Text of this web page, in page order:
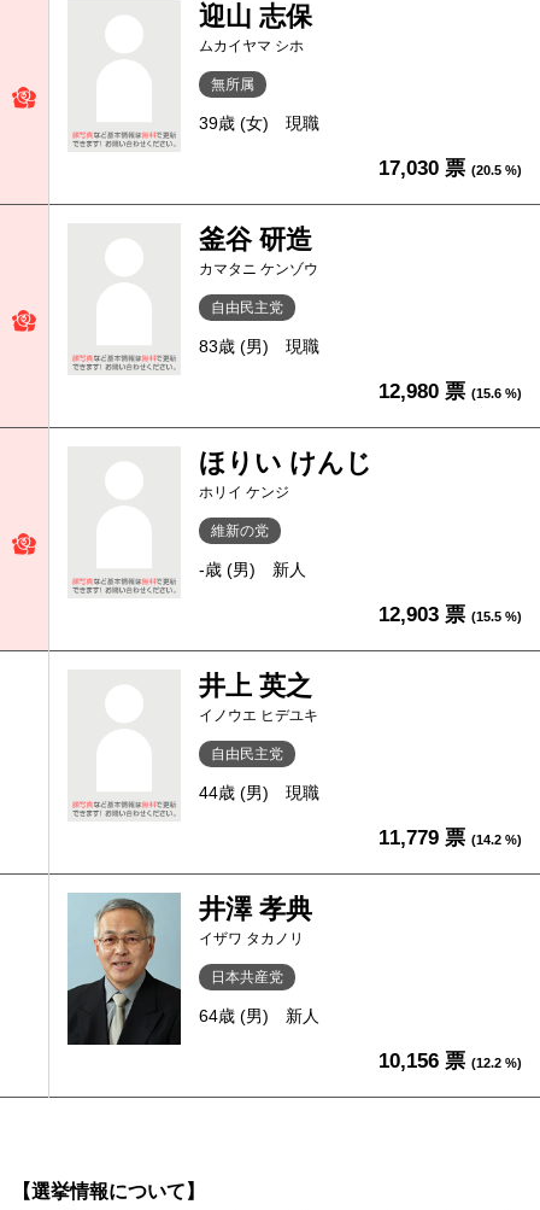
迎山 志保
ムカイヤマ シホ
無所属
39歳 (女) 現職
17,030 票 (20.5 %)
釜谷 研造
カマタニ ケンゾウ
自由民主党
83歳 (男) 現職
12,980 票 (15.6 %)
ほりい けんじ
ホリイ ケンジ
維新の党
-歳 (男) 新人
12,903 票 (15.5 %)
井上 英之
イノウエ ヒデユキ
自由民主党
44歳 (男) 現職
11,779 票 (14.2 %)
井澤 孝典
イザワ タカノリ
日本共産党
64歳 (男) 新人
10,156 票 (12.2 %)
【選挙情報について】